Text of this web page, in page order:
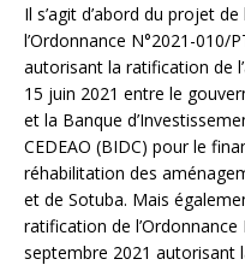
Il s’agit d’abord du projet
l’Ordonnance N°2021-010/
autorisant la ratification de
15 juin 2021 entre le
et la Banque
CEDEAO (BIDC) pour le
réhabilitation des
et de Sotuba. Mais
ratification de
septembre 2021 autorisant